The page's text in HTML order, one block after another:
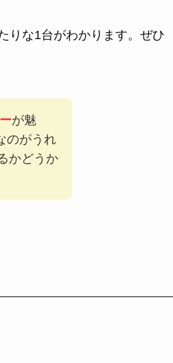
りな1台がわかります。ぜひ
が魅
のがうれ
かどうか